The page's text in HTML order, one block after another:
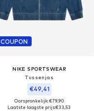
COUPON
NIKE SPORTSWEAR
Tussenjas
€49,41
Oorspronkelijk: €79,90
Laatste laagste prijs:€33,53